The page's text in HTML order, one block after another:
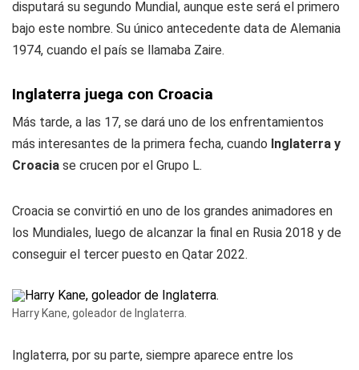
disputará su segundo Mundial, aunque este será el primero
bajo este nombre. Su único antecedente data de Alemania
1974, cuando el país se llamaba Zaire.
Inglaterra juega con Croacia
Más tarde, a las 17, se dará uno de los enfrentamientos
más interesantes de la primera fecha, cuando Inglaterra y
Croacia se crucen por el Grupo L.
Croacia se convirtió en uno de los grandes animadores en
los Mundiales, luego de alcanzar la final en Rusia 2018 y de
conseguir el tercer puesto en Qatar 2022.
Harry Kane, goleador de Inglaterra.
Inglaterra, por su parte, siempre aparece entre los